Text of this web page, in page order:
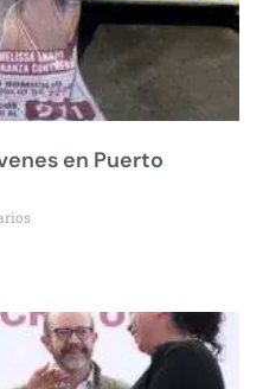
en Puerto